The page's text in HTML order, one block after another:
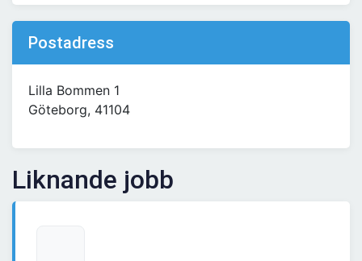
Postadress
Lilla Bommen 1
Göteborg, 41104
Liknande jobb